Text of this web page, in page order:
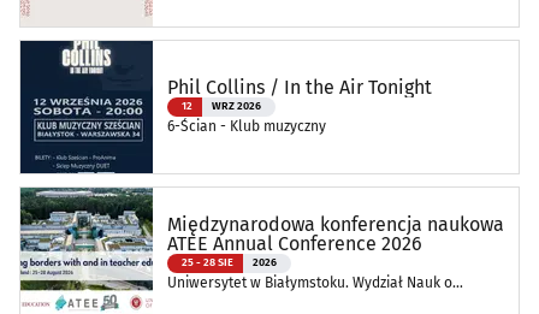
Phil Collins / In the Air Tonight
12 WRZ 2026
6-Ścian - Klub muzyczny
Międzynarodowa konferencja naukowa
ATEE Annual Conference 2026
25 - 28 SIE 2026
Uniwersytet w Białymstoku. Wydział Nauk o